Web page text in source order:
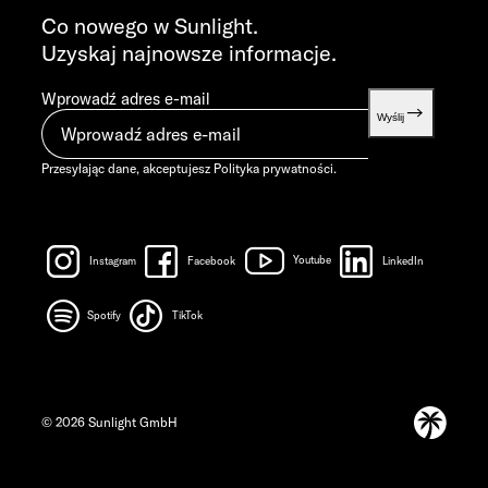
info@sunlight.de
Co nowego w Sunlight.
Uzyskaj najnowsze informacje.
Wprowadź adres e-mail
Wyślij
Przesyłając dane, akceptujesz Polityka prywatności.
Instagram Facebook Youtube LinkedIn
Spotify TikTok
© 2026 Sunlight GmbH